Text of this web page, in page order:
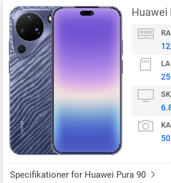
Huawei
Specifikationer for Huawei Pura 90